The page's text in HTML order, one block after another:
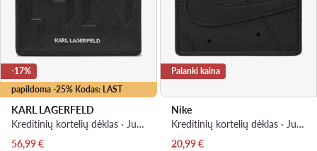
papildoma -25% Kodas: LAST
-17%
KARL LAGERFELD
Kreditinių kortelių dėklas · Juoda
Dabartinė kaina
56,99€
Palanki kaina
Nike
Kreditinių kortelių dėklas · Juoda
Dabartinė kaina
20,99€